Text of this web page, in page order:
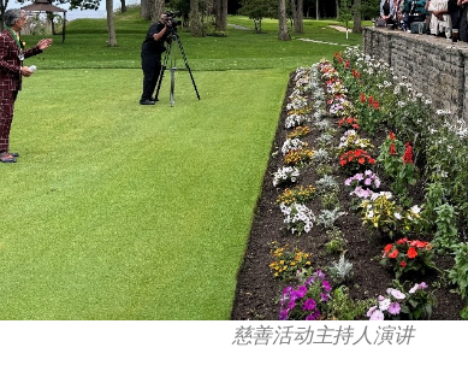
慈善活动主持人演讲